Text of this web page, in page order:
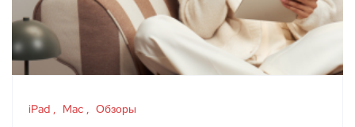
iPad Mac Обзоры